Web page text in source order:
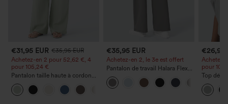
€31,95 EUR €35,95 EUR
Achetez-en 2 pour 52,62 €, 4
pour 105,24 €
Pantalon taille haute à cordon
avec poches, jambe large et
coupe ample, style décontracté,
effet lin
€35,95 EUR
Achetez-en 2, le 3e est offert
Pantalon de travail Halara Flex™
DayStretch à taille haute, avec
poches et coupe droite
€26,95
Achetez-
pour
Top
ronde,
et coupe